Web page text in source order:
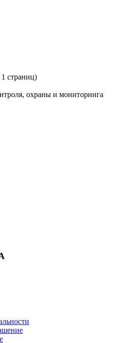
страниц)
охраны и мониторинга